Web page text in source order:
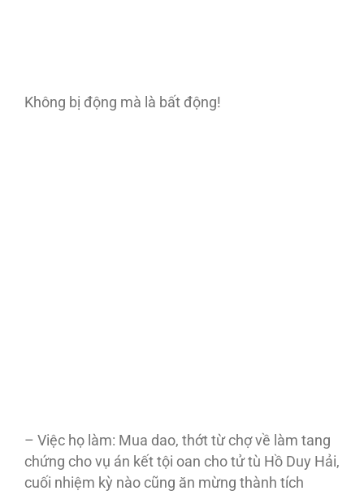
Không bị động mà là bất động!
– Việc họ làm: Mua dao, thớt từ chợ về làm tang
chứng cho vụ án kết tội oan cho tử tù Hồ Duy Hải,
cuối nhiệm kỳ nào cũng ăn mừng thành tích